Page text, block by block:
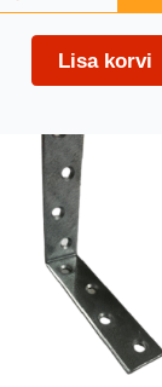
Lisa korvi